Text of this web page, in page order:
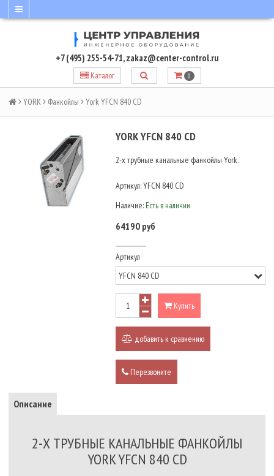
+7 (495) 255-54-71,zakaz@center-control.ru
Каталог 0
YORK Фанкойлы York YFCN 840 CD
YORK YFCN 840 CD
2-х трубные канальные фанкойлы York.
Артикул:YFCN 840 CD
Наличие: Есть в наличии
64190 руб
Артикул
Купить
добавить к сравнению
Перезвоните
Описание
2-Х ТРУБНЫЕ КАНАЛЬНЫЕ ФАНКОЙЛЫ
YORK YFCN 840 CD